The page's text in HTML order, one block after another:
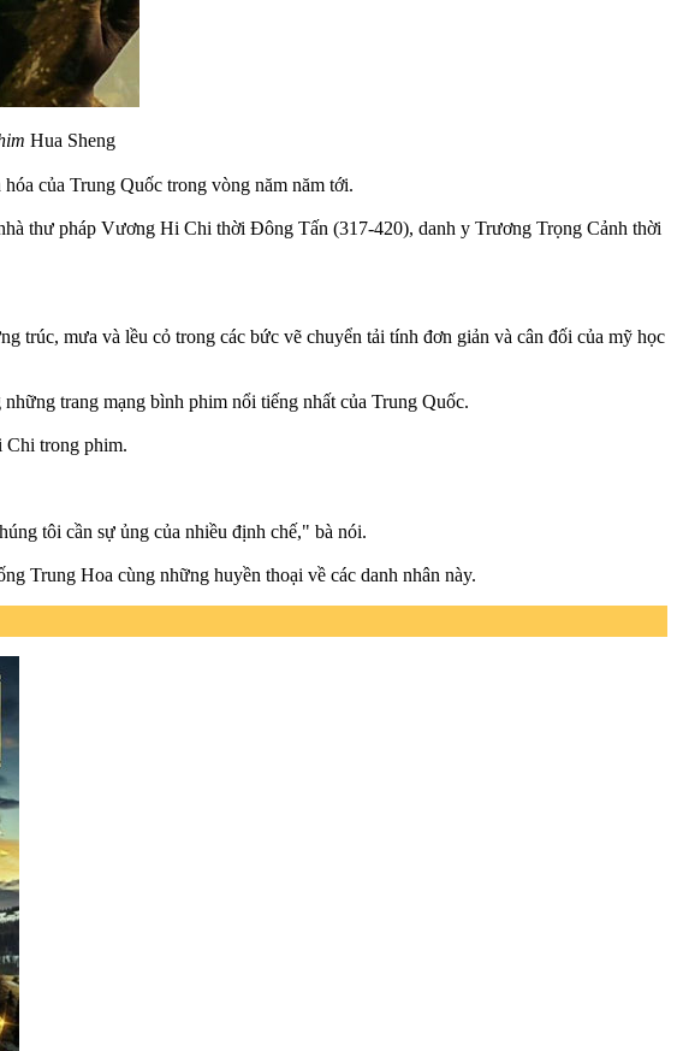
Hua Sheng
của Trung Quốc trong vòng năm năm tới.
thư pháp Vương Hi Chi thời Đông Tấn (317-420), danh y Trương Trọng Cảnh thời
trúc, mưa và lều cỏ trong các bức vẽ chuyển tải tính đơn giản và cân đối của mỹ học
trang mạng bình phim nổi tiếng nhất của Trung Quốc.
Chi trong phim.
tôi cần sự ủng của nhiều định chế," bà nói.
Trung Hoa cùng những huyền thoại về các danh nhân này.